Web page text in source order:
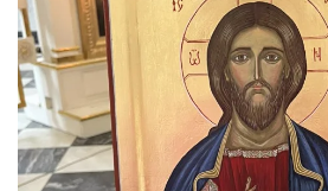
ЗБІЛЬШИТИ